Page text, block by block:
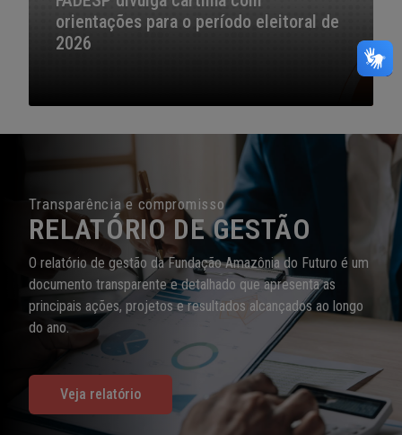
orientações para o período eleitoral de
2026
Transparência e compromisso
RELATÓRIO DE GESTÃO
O relatório de gestão da Fundação Amazônia do Futuro é um
documento transparente e detalhado que apresenta as
principais ações, projetos e resultados alcançados ao longo
do ano.
Veja relatório